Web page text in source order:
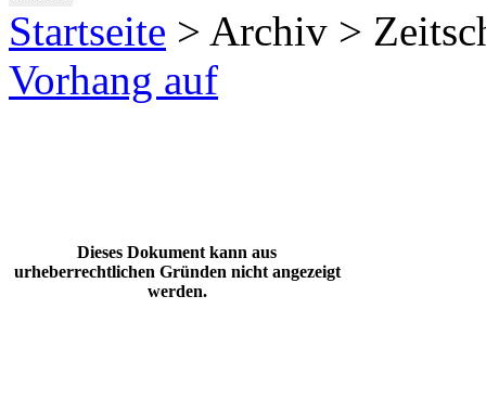
Startseite > Archiv >
Vorhang auf
Dieses Dokument kann aus
urheberrechtlichen Gründen nicht angezeigt
werden.